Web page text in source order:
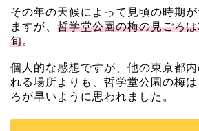
その年の天候によって見頃の時期
ますが、 哲学堂公園の梅の見ごろ
旬。
個人的な感想ですが、他の東京都
れる場所よりも、哲学堂公園の梅
ろが早いように思われました。